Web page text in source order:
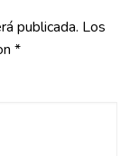
publicada. Los
*